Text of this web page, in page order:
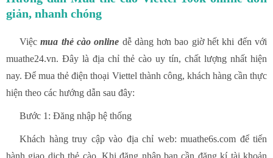
giản, nhanh chóng
Việcmua thẻ cào online dễ dàng hơn bao giờ hết khi đến với
muathe24.vn. Đây là địa chỉ thẻ cào uy tín, chất lượng nhất hiện
nay. Đểmua thẻ điện thoại Viettel thành công, khách hàng cần thực
hiện theo các hướng dẫn sau đây:
Bước 1: Đăng nhập hệ thống
Khách hàng truy cập vào địa chỉ web: muathe6s.com để tiến
hành giao dịch thẻ cào. Khi đăng nhập bạn cần đăng kí tài khoản